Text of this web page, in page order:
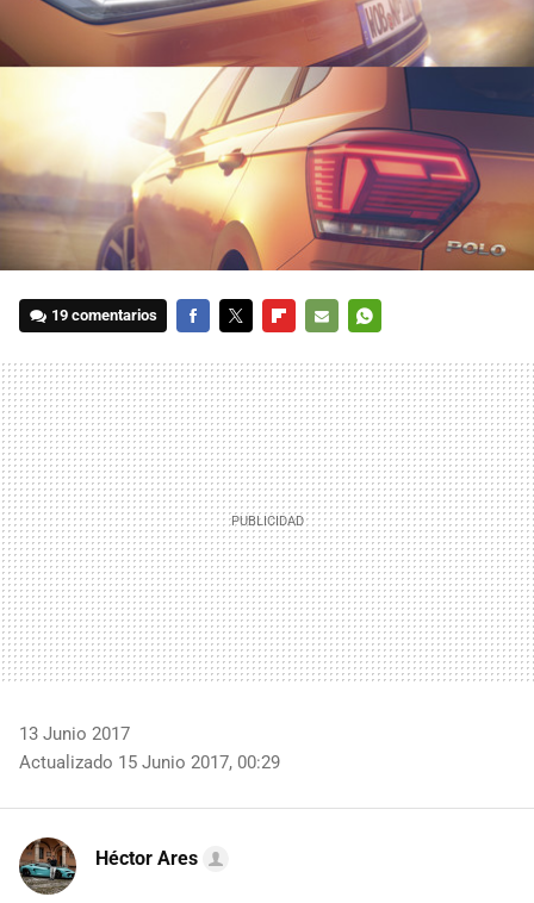
19 comentarios
MAIL
13 Junio 2017
Actualizado 15 Junio 2017, 00:29
Héctor Ares